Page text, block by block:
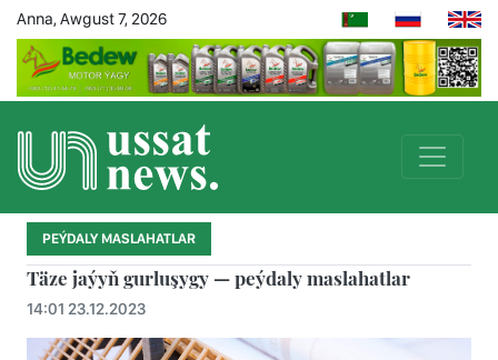
Anna, Awgust 7, 2026
PEÝDALY MASLAHATLAR
Täze jaýyň gurluşygy — peýdaly maslahatlar
14:01 23.12.2023